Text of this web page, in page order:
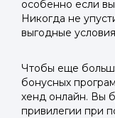
особенно если
Никогда не
выгодные
Чтобы еще
бонусных
хенд онлайн. Вы
привилегии при